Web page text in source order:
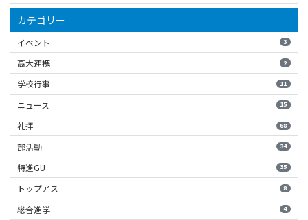
カテゴリー
イベント 3
高大連携 2
学校行事 11
ニュース 15
礼拝 68
部活動 34
特進GU 35
トップアス 8
総合進学 4